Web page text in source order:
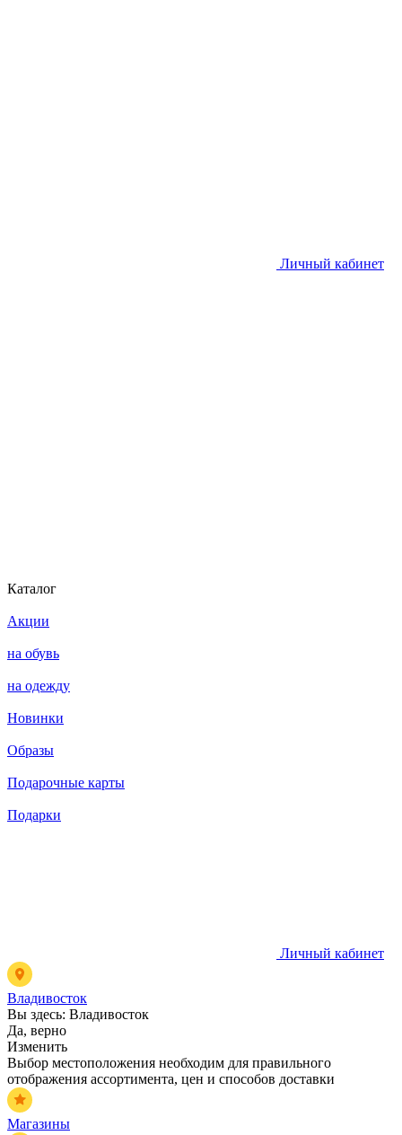
Личный кабинет
Каталог
Акции
на обувь
на одежду
Новинки
Образы
Подарочные карты
Подарки
Личный кабинет
Владивосток
Вы здесь: Владивосток
Да, верно
Изменить
Выбор местоположения необходим для правильного
отображения ассортимента, цен и способов доставки
Магазины